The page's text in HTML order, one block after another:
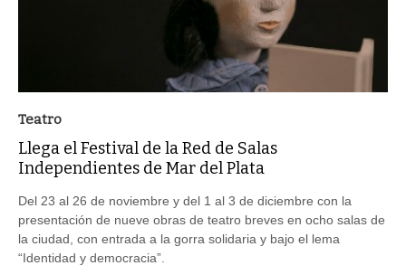
Teatro
Llega el Festival de la Red de Salas
Independientes de Mar del Plata
Del 23 al 26 de noviembre y del 1 al 3 de diciembre con la
presentación de nueve obras de teatro breves en ocho salas de
la ciudad, con entrada a la gorra solidaria y bajo el lema
“Identidad y democracia”.